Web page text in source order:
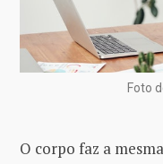
Foto
O corpo faz a